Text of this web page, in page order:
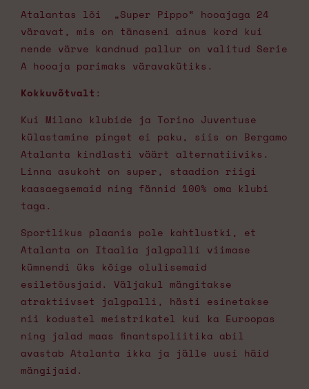
Atalantas lõi „Super Pippo“ hooajaga 24
väravat, mis on tänaseni ainus kord kui
nende värve kandnud pallur on valitud Serie
A hooaja parimaks väravakütiks.
Kokkuvõtvalt :
Kui Milano klubide ja Torino Juventuse
külastamine pinget ei paku, siis on Bergamo
Atalanta kindlasti väärt alternatiiviks.
Linna asukoht on super, staadion riigi
kaasaegsemaid ning fännid 100% oma klubi
taga.
Sportlikus plaanis pole kahtlustki, et
Atalanta on Itaalia jalgpalli viimase
kümnendi üks kõige olulisemaid
esiletõusjaid. Väljakul mängitakse
atraktiivset jalgpalli, hästi esinetakse
nii kodustel meistrikatel kui ka Euroopas
ning jalad maas finantspoliitika abil
avastab Atalanta ikka ja jälle uusi häid
mängijaid.